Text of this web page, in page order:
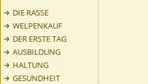
DIE RASSE
WELPENKAUF
DER ERSTE TAG
AUSBILDUNG
HALTUNG
GESUNDHEIT